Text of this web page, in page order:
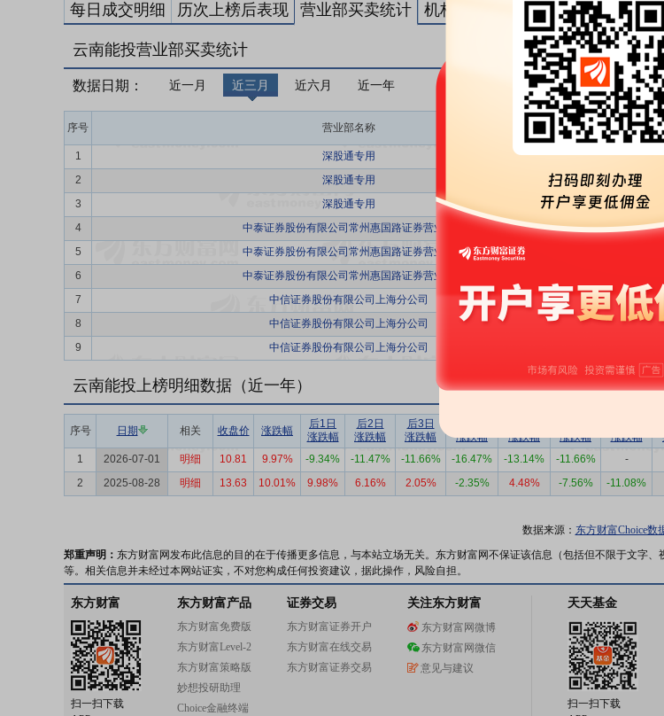
每日成交明细 历次上榜后表现 营业部买卖统计 机构买卖统计 最新公告
云南能投营业部买卖统计
数据日期： 近一月 近三月 近六月 近一年
序号 营业部名称 龙虎榜成
1 深股通专用
2
深股通专用
3
深股通专用
4
中泰证券股份有限公司常州惠国路证券营业部
5
中泰证券股份有限公司常州惠国路证券营业部
6
中泰证券股份有限公司常州惠国路证券营业部
7
中信证券股份有限公司上海分公司
8
中信证券股份有限公司上海分公司
9
中信证券股份有限公司上海分公司
云南能投上榜明细数据（近一年）
序号 日期 相关 收盘价 涨跌幅
后1日
涨跌幅
后2日
涨跌幅
后3日
涨跌幅
涨跌幅
涨跌幅
涨跌幅
涨跌幅
1 2026-07-01 明细 10.81 9.97% -9.34% -11.47% -11.66% -16.47% -13.14% -11.66% -
2
2025-08-28 明细 13.63 10.01% 9.98% 6.16% 2.05% -2.35% 4.48% -7.56% -11.08%
数据来源： 东方财富Choice数
郑重声明： 东方财富网发布此信息的目的在于传播更多信息，与本站立场无关。东方财富网不保证该信息（包括但不限于文字
等。相关信息并未经过本网站证实，不对您构成任何投资建议，据此操作，风险自担。